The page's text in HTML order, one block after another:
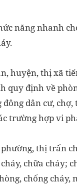
năng nhanh
huyện, thị xã
quy định về
dân cư,
trường hợp vi
thị trấn
chữa cháy;
chống cháy,